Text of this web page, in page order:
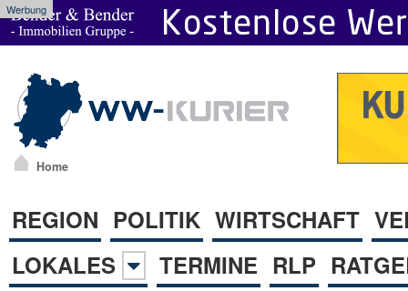
Werbung
Home
REGION POLITIK WIRTSCHAFT
LOKALES
TERMINE RLP